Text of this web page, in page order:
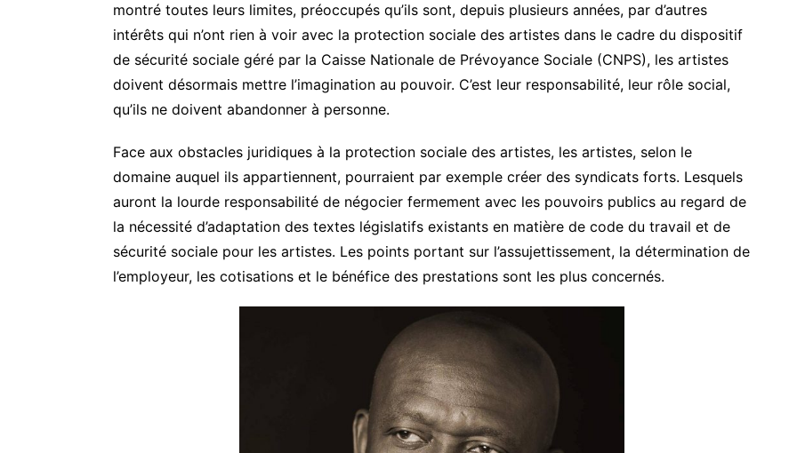
montré toutes leurs limites, préoccupés qu’ils sont, depuis plusieurs années, par d’autres
intérêts qui n’ont rien à voir avec la protection sociale des artistes dans le cadre du dispositif
de sécurité sociale géré par la Caisse Nationale de Prévoyance Sociale (CNPS), les artistes
doivent désormais mettre l’imagination au pouvoir. C’est leur responsabilité, leur rôle social,
qu’ils ne doivent abandonner à personne.
Face aux obstacles juridiques à la protection sociale des artistes, les artistes, selon le
domaine auquel ils appartiennent, pourraient par exemple créer des syndicats forts. Lesquels
auront la lourde responsabilité de négocier fermement avec les pouvoirs publics au regard de
la nécessité d’adaptation des textes législatifs existants en matière de code du travail et de
sécurité sociale pour les artistes. Les points portant sur l’assujettissement, la détermination de
l’employeur, les cotisations et le bénéfice des prestations sont les plus concernés.